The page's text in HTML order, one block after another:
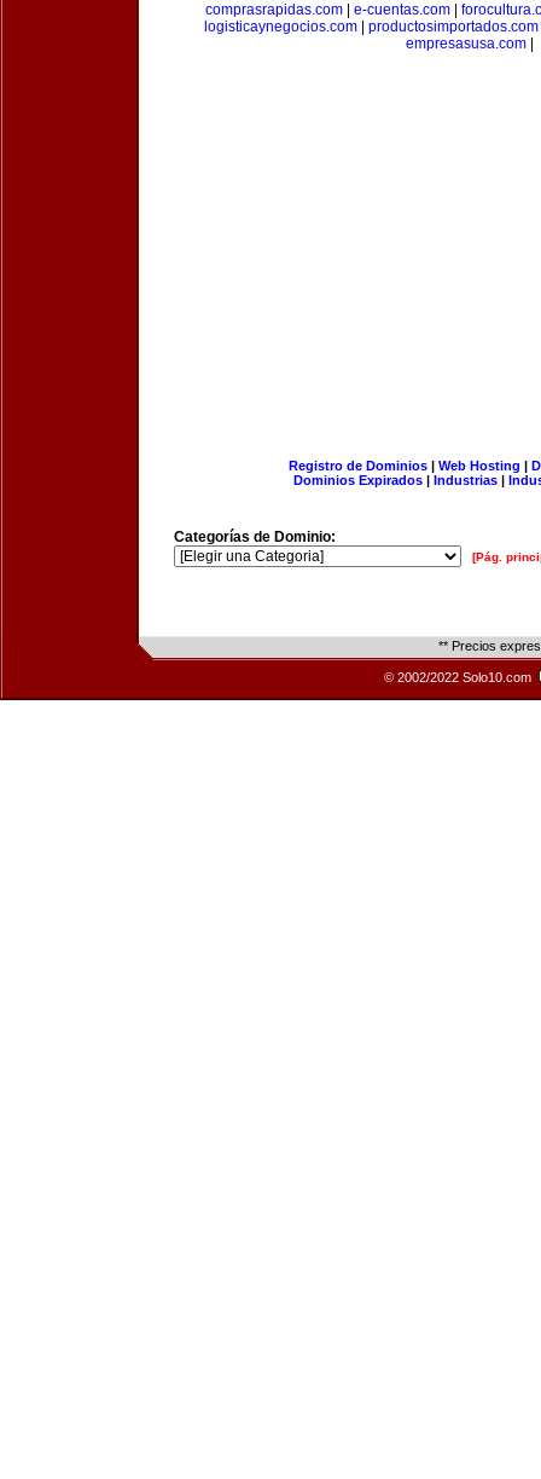
comprasrapidas.com
e-cuentas.com
logisticaynegocios.com
productosimportados.com
empresasusa.com
Registro de Dominios| Web Hosting |
Dominios Expirados | Industrias |
Categorías de Dominio:
[Pág.
** Precios
© 2002/2022 Solo10.com